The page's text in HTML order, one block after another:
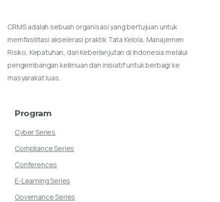
CRMS adalah sebuah organisasi yang bertujuan untuk
memfasilitasi akselerasi praktik Tata Kelola, Manajemen
Risiko, Kepatuhan, dan Keberlanjutan di Indonesia melalui
pengembangan keilmuan dan inisiatif untuk berbagi ke
masyarakat luas.
Program
Cyber Series
Compliance Series
Conferences
E-Learning Series
Governance Series